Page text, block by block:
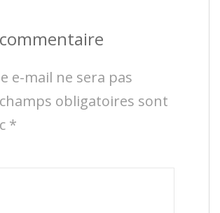
e-mail ne sera pas
obligatoires sont
*